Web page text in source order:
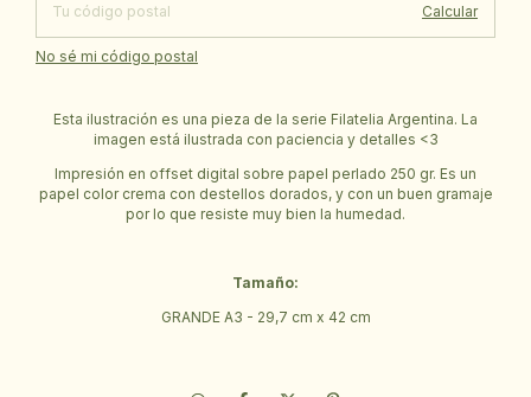
Calcular
No sé mi código postal
Esta ilustración es una pieza de la serie Filatelia Argentina. La
imagen está ilustrada con paciencia y detalles <3
Impresión en offset digital sobre papel perlado 250 gr. Es un
papel color crema con destellos dorados, y con un buen gramaje
por lo que resiste muy bien la humedad.
Tamaño:
GRANDE A3 - 29,7 cm x 42 cm